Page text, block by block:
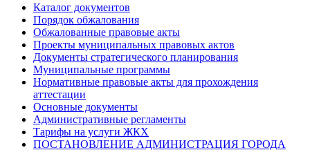
Каталог документов
Порядок обжалования
Обжалованные правовые акты
Проекты муниципальных правовых актов
Документы стратегического планирования
Муниципальные программы
Нормативные правовые акты для прохождения
аттестации
Основные документы
Административные регламенты
Тарифы на услуги ЖКХ
ПОСТАНОВЛЕНИЕ АДМИНИСТРАЦИЯ ГОРОДА